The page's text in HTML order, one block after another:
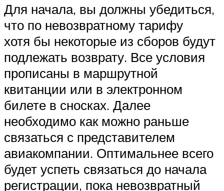
Для начала, вы должны убедиться,
что по невозвратному тарифу
хотя бы некоторые из сборов будут
подлежать возврату. Все условия
прописаны в маршрутной
квитанции или в электронном
билете в сносках. Далее
необходимо как можно раньше
связаться с представителем
авиакомпании. Оптимальнее всего
будет успеть связаться до начала
регистрации, пока невозвратный